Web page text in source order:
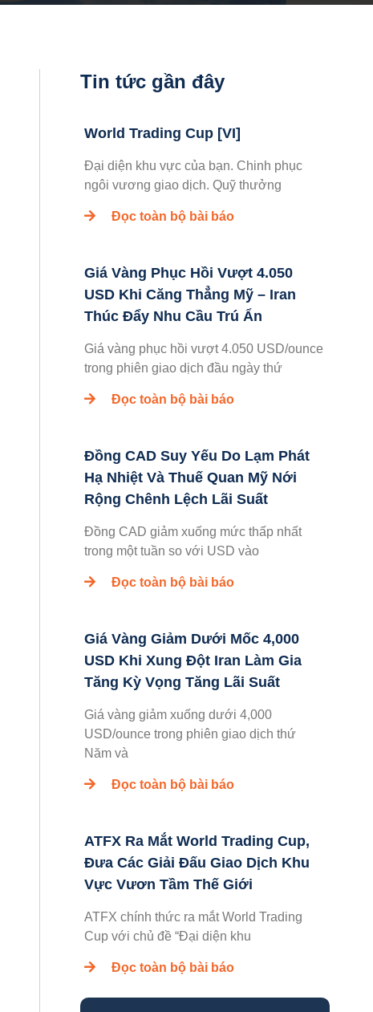
Tin tức gần đây
World Trading Cup [VI]
Đại diện khu vực của bạn. Chinh phục
ngôi vương giao dịch. Quỹ thưởng
Đọc toàn bộ bài báo
Giá Vàng Phục Hồi Vượt 4.050
USD Khi Căng Thẳng Mỹ – Iran
Thúc Đẩy Nhu Cầu Trú Ẩn
Giá vàng phục hồi vượt 4.050 USD/ounce
trong phiên giao dịch đầu ngày thứ
Đọc toàn bộ bài báo
Đồng CAD Suy Yếu Do Lạm Phát
Hạ Nhiệt Và Thuế Quan Mỹ Nới
Rộng Chênh Lệch Lãi Suất
Đồng CAD giảm xuống mức thấp nhất
trong một tuần so với USD vào
Đọc toàn bộ bài báo
Giá Vàng Giảm Dưới Mốc 4,000
USD Khi Xung Đột Iran Làm Gia
Tăng Kỳ Vọng Tăng Lãi Suất
Giá vàng giảm xuống dưới 4,000
USD/ounce trong phiên giao dịch thứ
Năm và
Đọc toàn bộ bài báo
ATFX Ra Mắt World Trading Cup,
Đưa Các Giải Đấu Giao Dịch Khu
Vực Vươn Tầm Thế Giới
ATFX chính thức ra mắt World Trading
Cup với chủ đề “Đại diện khu
Đọc toàn bộ bài báo